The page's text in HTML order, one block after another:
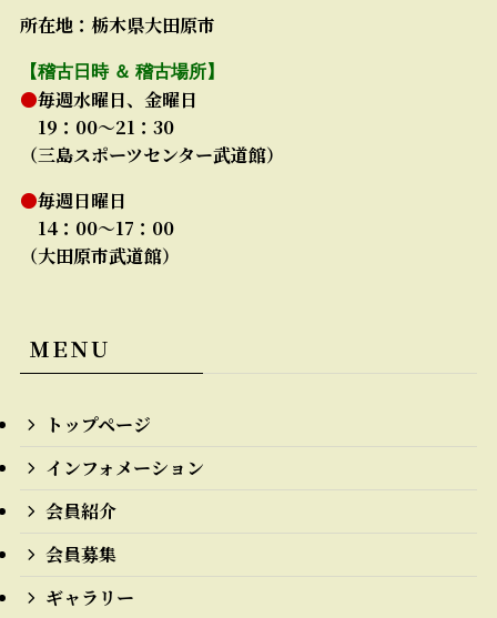
所在地：栃木県大田原市
【稽古日時 ＆ 稽古場所】
●毎週水曜日、金曜日
19：00～21：30
（三島スポーツセンター武道館）
●毎週日曜日
14：00～17：00
（大田原市武道館）
ＭＥＮＵ
トップページ
インフォメーション
会員紹介
会員募集
ギャラリー